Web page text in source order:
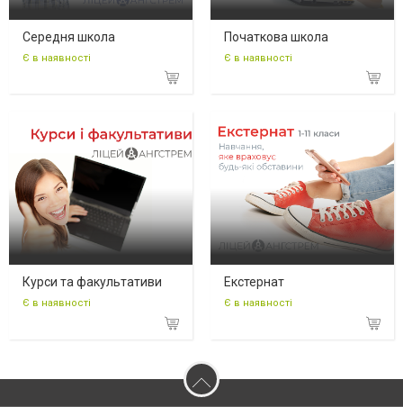
Середня школа
Є в наявності
Початкова школа
Є в наявності
Курси та факультативи
Є в наявності
Екстернат
Є в наявності